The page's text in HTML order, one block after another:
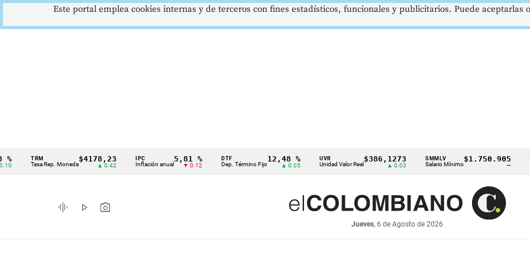
Cintillo
indicadores
económicos
TRM
Tasa Rep. Moneda
$4178,23
▲ 0.42
IPC
Inflación anual
5,81 %
▼ 0.12
DTF
Dep. Término Fijo
12,48 %
▲ 0.05
UVR
Unidad Valor Real
$386,1273
▲ 0.03
SMMLV
Salario Mínimo
$1.750.905 BRENT
Petróleo
graphic_eq play_arrow photo_camera
Jueves, 6 de Agosto de 2026
Este portal emplea cookies internas y de terceros con fines estadísticos, funcionales y publicitarios. Puede aceptarlas